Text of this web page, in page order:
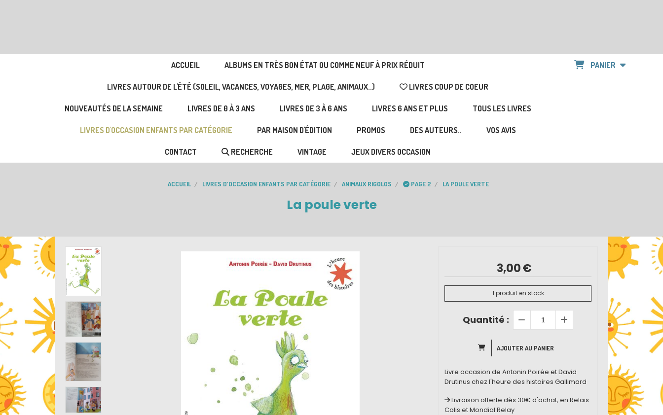
ACCUEIL ALBUMS EN TRÈS BON ÉTAT OU COMME NEUF À PRIX RÉDUIT
LIVRES AUTOUR DE L'ÉTÉ (SOLEIL, VACANCES, VOYAGES, MER, PLAGE, ANIMAUX..) LIVRES COUP DE COEUR
NOUVEAUTÉS DE LA SEMAINE LIVRES DE 0 À 3 ANS LIVRES DE 3 À 6 ANS LIVRES 6 ANS ET PLUS TOUS LES LIVRES
LIVRES D'OCCASION ENFANTS PAR CATÉGORIE PAR MAISON D'ÉDITION PROMOS DES AUTEURS.. VOS AVIS
CONTACT RECHERCHE VINTAGE JEUX DIVERS OCCASION
PANIER
ACCUEIL LIVRES D'OCCASION ENFANTS PAR CATÉGORIE ANIMAUX RIGOLOS PAGE 2 LA POULE VERTE
La poule verte
3,00€
1 produit en stock
Quantité :
AJOUTER AU PANIER
Livre occasion de Antonin Poirée et David
Drutinus chez l'heure des histoires Gallimard
Livraison offerte dès 30€ d'achat, en Relais
Colis et Mondial Relay